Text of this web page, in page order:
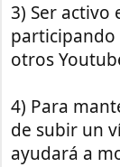
3) Ser activo
otros
4) Para
de subir un
ayudará a